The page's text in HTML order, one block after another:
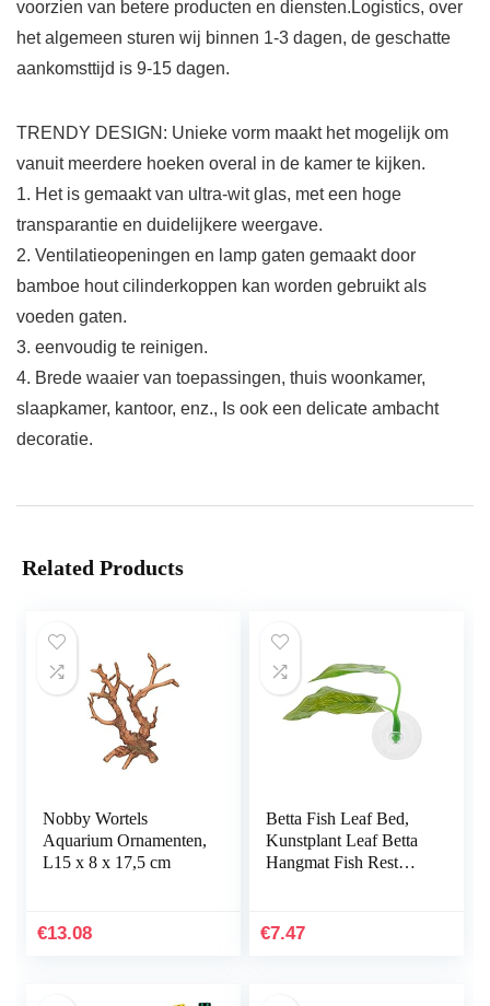
voorzien van betere producten en diensten.Logistics, over
het algemeen sturen wij binnen 1-3 dagen, de geschatte
aankomsttijd is 9-15 dagen.
TRENDY DESIGN: Unieke vorm maakt het mogelijk om
vanuit meerdere hoeken overal in de kamer te kijken.
1. Het is gemaakt van ultra-wit glas, met een hoge
transparantie en duidelijkere weergave.
2. Ventilatieopeningen en lamp gaten gemaakt door
bamboe hout cilinderkoppen kan worden gebruikt als
voeden gaten.
3. eenvoudig te reinigen.
4. Brede waaier van toepassingen, thuis woonkamer,
slaapkamer, kantoor, enz., Is ook een delicate ambacht
decoratie.
Related Products
Nobby Wortels
Aquarium Ornamenten,
L15 x 8 x 17,5 cm
€13.08
Betta Fish Leaf Bed,
Kunstplant Leaf Betta
Hangmat Fish Rest
€7.47